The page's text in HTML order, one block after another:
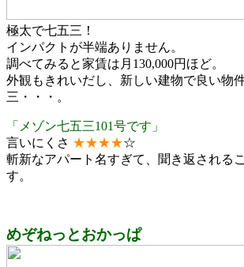
極太で七五三！
インパクトが半端ありません。
調べてみると家賃は月130,000円ほど。
外観もきれいだし、新しい建物で良い物
三・・・。
「メゾン七五三101号です」
言いにくさ ★★★★☆
斬新なアパート名すぎて、聞き返される
す。
めぞねっとおかっぱ